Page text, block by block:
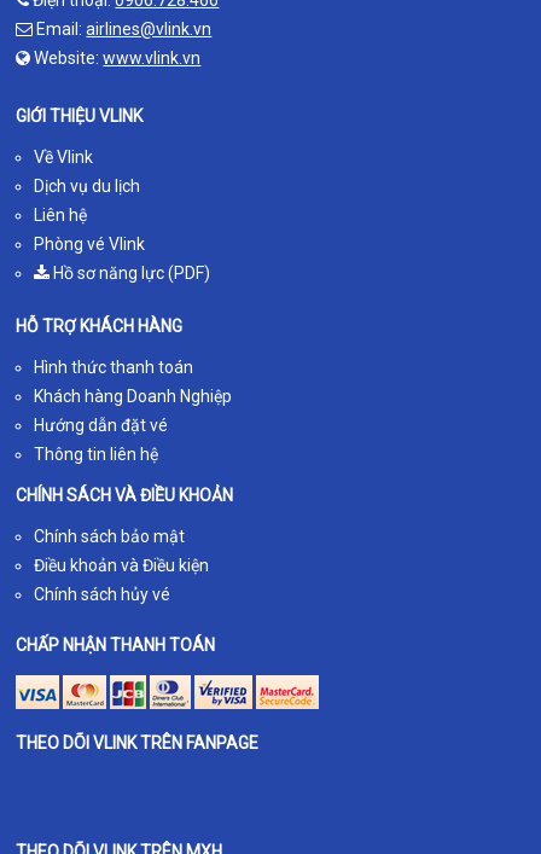
Email:airlines@vlink.vn
Website:www.vlink.vn
GIỚI THIỆU VLINK
Về Vlink
Dịch vụ du lịch
Liên hệ
Phòng vé Vlink
Hồ sơ năng lực (PDF)
HỖ TRỢ KHÁCH HÀNG
Hình thức thanh toán
Khách hàng Doanh Nghiệp
Hướng dẫn đặt vé
Thông tin liên hệ
CHÍNH SÁCH VÀ ĐIỀU KHOẢN
Chính sách bảo mật
Điều khoản và Điều kiện
Chính sách hủy vé
CHẤP NHẬN THANH TOÁN
THEO DÕI VLINK TRÊN FANPAGE